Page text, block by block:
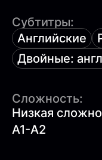
Субтитры:
Английские
Двойные:
Сложность:
Низкая
A1-A2